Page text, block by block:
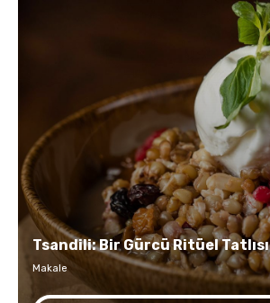
Tsandili: Bir Gürcü Ritüel Tatlısı
Makale